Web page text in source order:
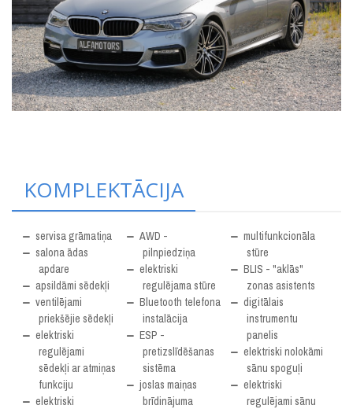
KOMPLEKTĀCIJA
servisa grāmatiņa
salona ādas
apdare
apsildāmi sēdekļi
ventilējami
priekšējie sēdekļi
elektriski
regulējami
sēdekļi ar atmiņas
funkciju
elektriski
AWD -
pilnpiedziņa
elektriski
regulējama stūre
Bluetooth telefona
instalācija
ESP -
pretizslīdēšanas
sistēma
joslas maiņas
brīdinājuma
multifunkcionāla
stūre
BLIS - "aklās"
zonas asistents
digitālais
instrumentu
panelis
elektriski nolokāmi
sānu spoguļi
elektriski
regulējami sānu